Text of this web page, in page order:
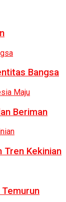
Bangsa
Beriman
Tren Kekinian